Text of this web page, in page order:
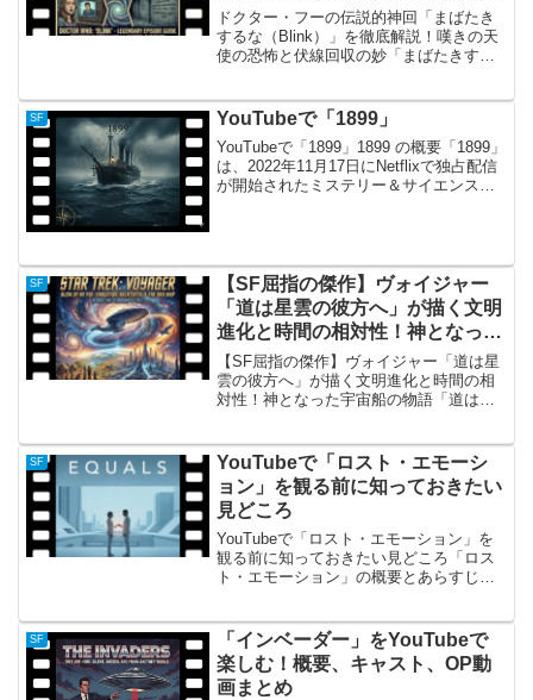
収の妙
ドクター・フーの伝説的神回「まばたき
するな（Blink）」を徹底解説！嘆きの天
使の恐怖と伏線回収の妙「まばたきする
ズ・シーズン3第10話として放送された
「まばたき...
SF YouTubeで「1899」
YouTubeで「1899」1899 の概要「1899」
は、2022年11月17日にNetflixで独占配信
が開始されたミステリー＆サイエンス・
SF
【SF屈指の傑作】ヴォイジャー
「道は星雲の彼方へ」が描く文明
進化と時間の相対性！神となった
宇宙船の物語
【SF屈指の傑作】ヴォイジャー「道は星
雲の彼方へ」が描く文明進化と時間の相
対性！神となった宇宙船の物語「道は星
や批評家から「シリーズ最高傑作の一
つ」「SFの醍醐味が詰...
SF
YouTubeで「ロスト・エモーシ
ョン」を観る前に知っておきたい
見どころ
YouTubeで「ロスト・エモーション」を
観る前に知っておきたい見どころ「ロス
ト・エモーション」の概要とあらすじ近
す。人々は「イコールズ（同胞）」と呼
ばれ、穏やかで礼儀正...
SF
「インベーダー」をYouTubeで
楽しむ！概要、キャスト、OP動
画まとめ